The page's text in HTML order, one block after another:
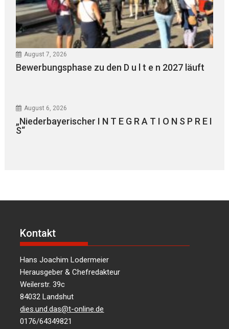
August 7, 2026
Bewerbungsphase zu den D u l t e n 2027 läuft
August 6, 2026
„Niederbayerischer I N T E G R A T I O N S P R E I
S“
Kontakt
Hans Joachim Lodermeier
Herausgeber & Chefredakteur
Weilerstr. 39c
84032 Landshut
dies.und.das@t-online.de
0176/64349821